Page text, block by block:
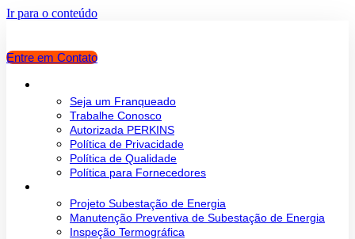
Ir para o conteúdo
Entre em Contato
Seja um Franqueado
Trabalhe Conosco
Autorizada PERKINS
Política de Privacidade
Política de Qualidade
Política para Fornecedores
Projeto Subestação de Energia
Manutenção Preventiva de Subestação de Energia
Inspeção Termográfica